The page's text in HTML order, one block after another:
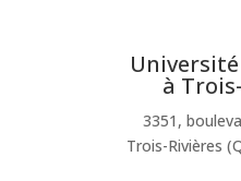
à
3351,
Trois-Rivières